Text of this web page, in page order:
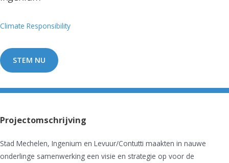
Climate Responsibility
STEM NU
Projectomschrijving
Stad Mechelen, Ingenium en Levuur/Contutti maakten in nauwe
onderlinge samenwerking een visie en strategie op voor de